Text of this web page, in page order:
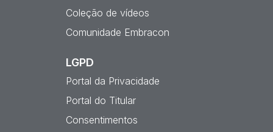
Coleção de vídeos
Comunidade Embracon
LGPD
Portal da Privacidade
Portal do Titular
Consentimentos